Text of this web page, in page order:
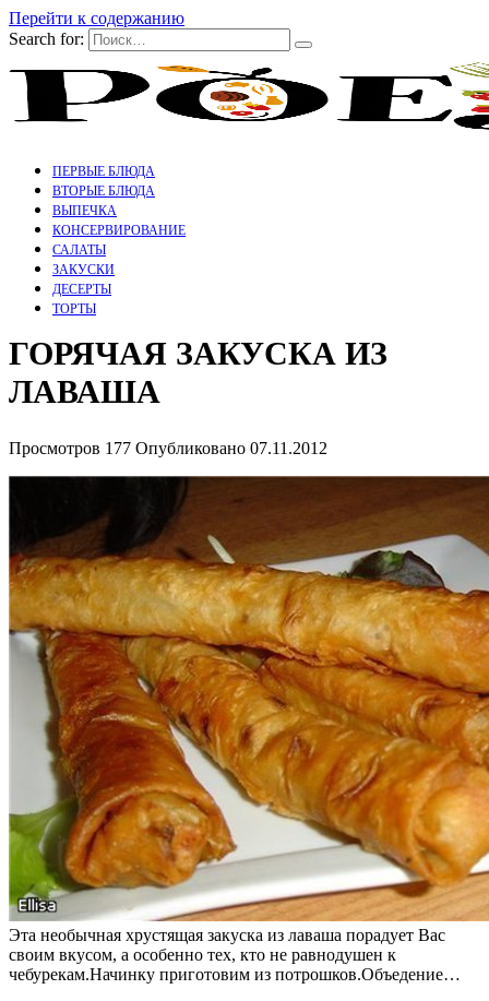
Перейти к содержанию
Search for:
ПЕРВЫЕ БЛЮДА
ВТОРЫЕ БЛЮДА
ВЫПЕЧКА
КОНСЕРВИРОВАНИЕ
САЛАТЫ
ЗАКУСКИ
ДЕСЕРТЫ
ТОРТЫ
ГОРЯЧАЯ ЗАКУСКА ИЗ
ЛАВАША
Просмотров 177 Опубликовано 07.11.2012
Эта необычная хрустящая закуска из лаваша порадует Вас
своим вкусом, а особенно тех, кто не равнодушен к
чебурекам.Начинку приготовим из потрошков.Объедение…